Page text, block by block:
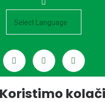
Koristimo